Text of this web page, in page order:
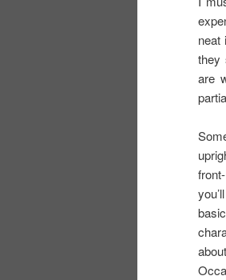
neat
they
are